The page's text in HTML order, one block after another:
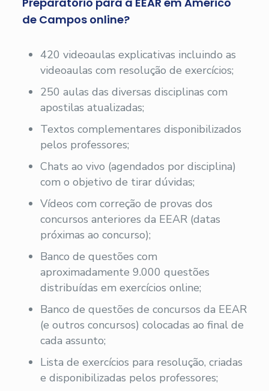
de Campos online?
420 videoaulas explicativas incluindo as
videoaulas com resolução de exercícios;
250 aulas das diversas disciplinas com
apostilas atualizadas;
Textos complementares disponibilizados
pelos professores;
Chats ao vivo (agendados por disciplina)
com o objetivo de tirar dúvidas;
Vídeos com correção de provas dos
concursos anteriores da EEAR (datas
próximas ao concurso);
Banco de questões com
aproximadamente 9.000 questões
distribuídas em exercícios online;
Banco de questões de concursos da EEAR
(e outros concursos) colocadas ao final de
cada assunto;
Lista de exercícios para resolução, criadas
e disponibilizadas pelos professores;